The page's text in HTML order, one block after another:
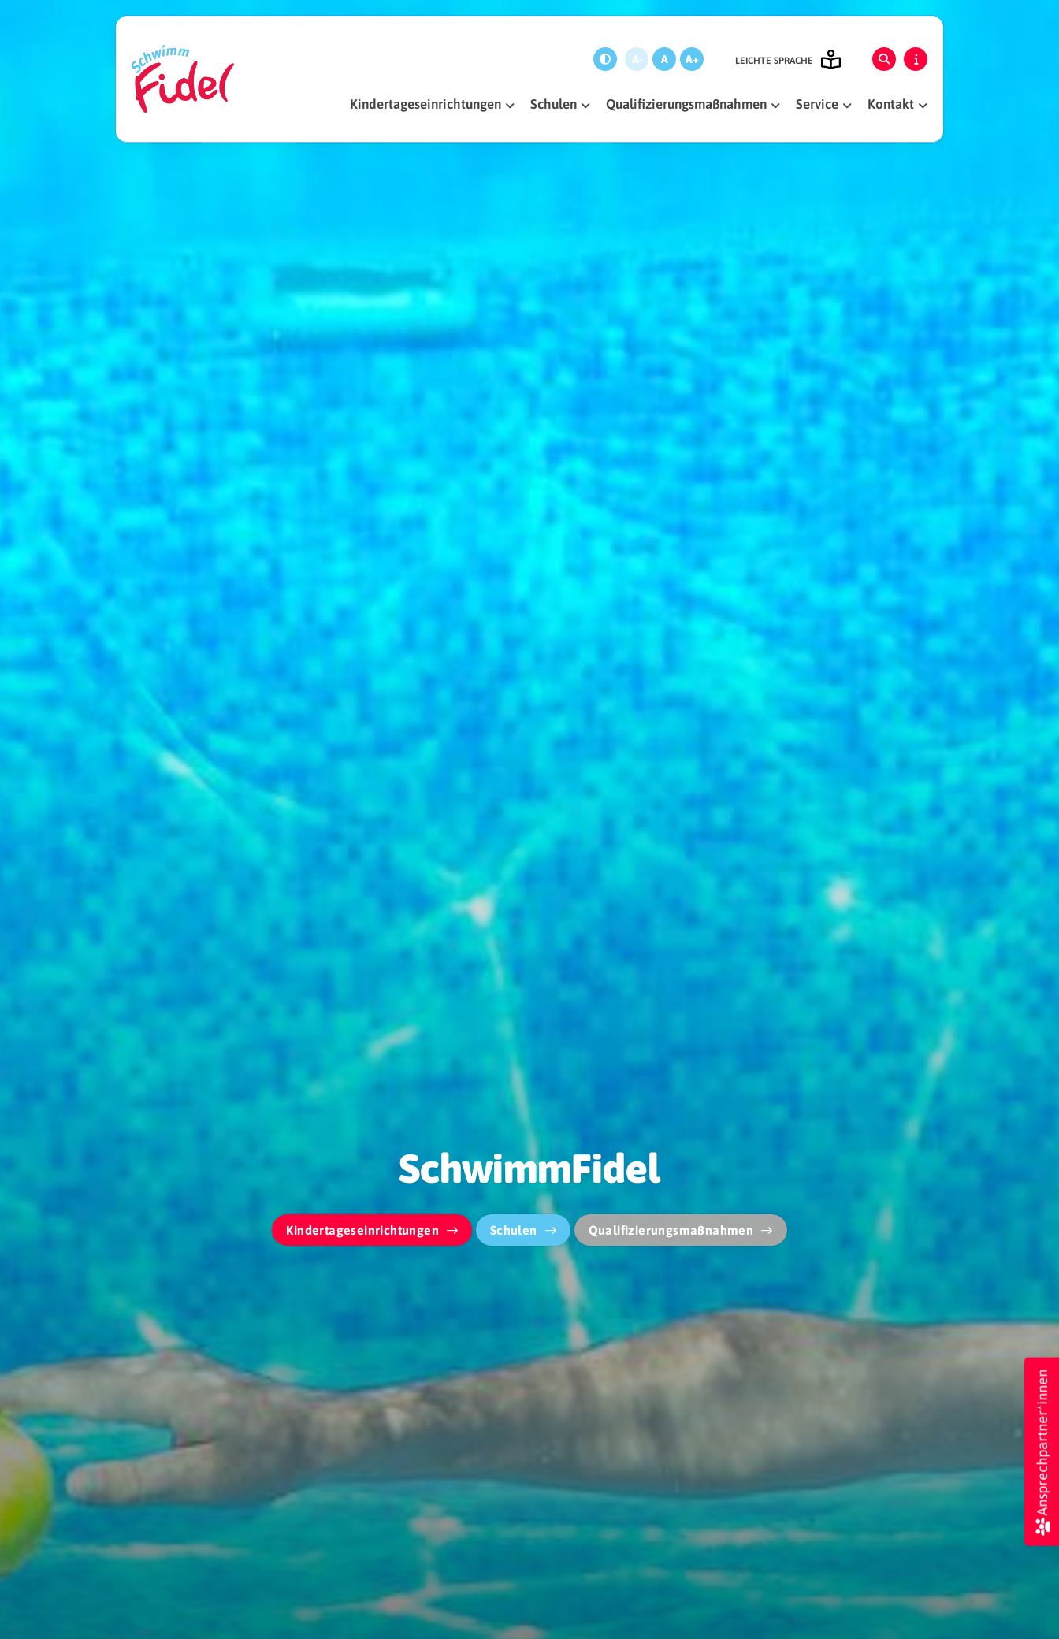
A- A A+ LEICHTE SPRACHE
Kindertageseinrichtungen Schulen Qualifizierungsmaßnahmen Service Kontakt
SchwimmFidel
Kindertageseinrichtungen Schulen Qualifizierungsmaßnahmen
Ansprechpartner*innen
SchwimmFidel
ARGE Schwimmprojekt Baden-
Württemberg
info@schwimmfidel.de
Antrag
Verwendungsnachweis
Qualifikationsmaßnahmen
Fragen & Antworten
Für Schulen
Kriterien
Kooperationsvertrag
Verwendungsnachweis
Fragen & Antworten